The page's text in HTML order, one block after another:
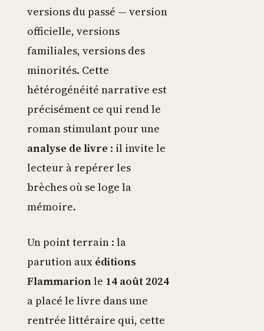
versions du passé — version
officielle, versions
familiales, versions des
minorités. Cette
hétérogénéité narrative est
précisément ce qui rend le
roman stimulant pour une
analyse de livre : il invite le
lecteur à repérer les
brèches où se loge la
mémoire.
Un point terrain : la
parution aux éditions
Flammarionle 14 août 2024
a placé le livre dans une
rentrée littéraire qui, cette